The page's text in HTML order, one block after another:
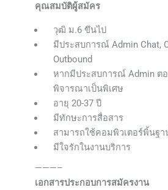
คุณสมบัติผู้สมัคร
วุฒิ ม.6 ขึนไป
มีประสบการณ์ Admin Chat,
Outbound
หากมีประสบการณ์ Admin ต
พิจารณาเป็นพิเศษ
อายุ 20-37 ปี
มีทักษะการสื่อสาร
สามารถใช้คอมพิวเตอร์พิ้นฐา
มีใจรักในงานบริการ
———–
เอกสารประกอบการสมัครงาน